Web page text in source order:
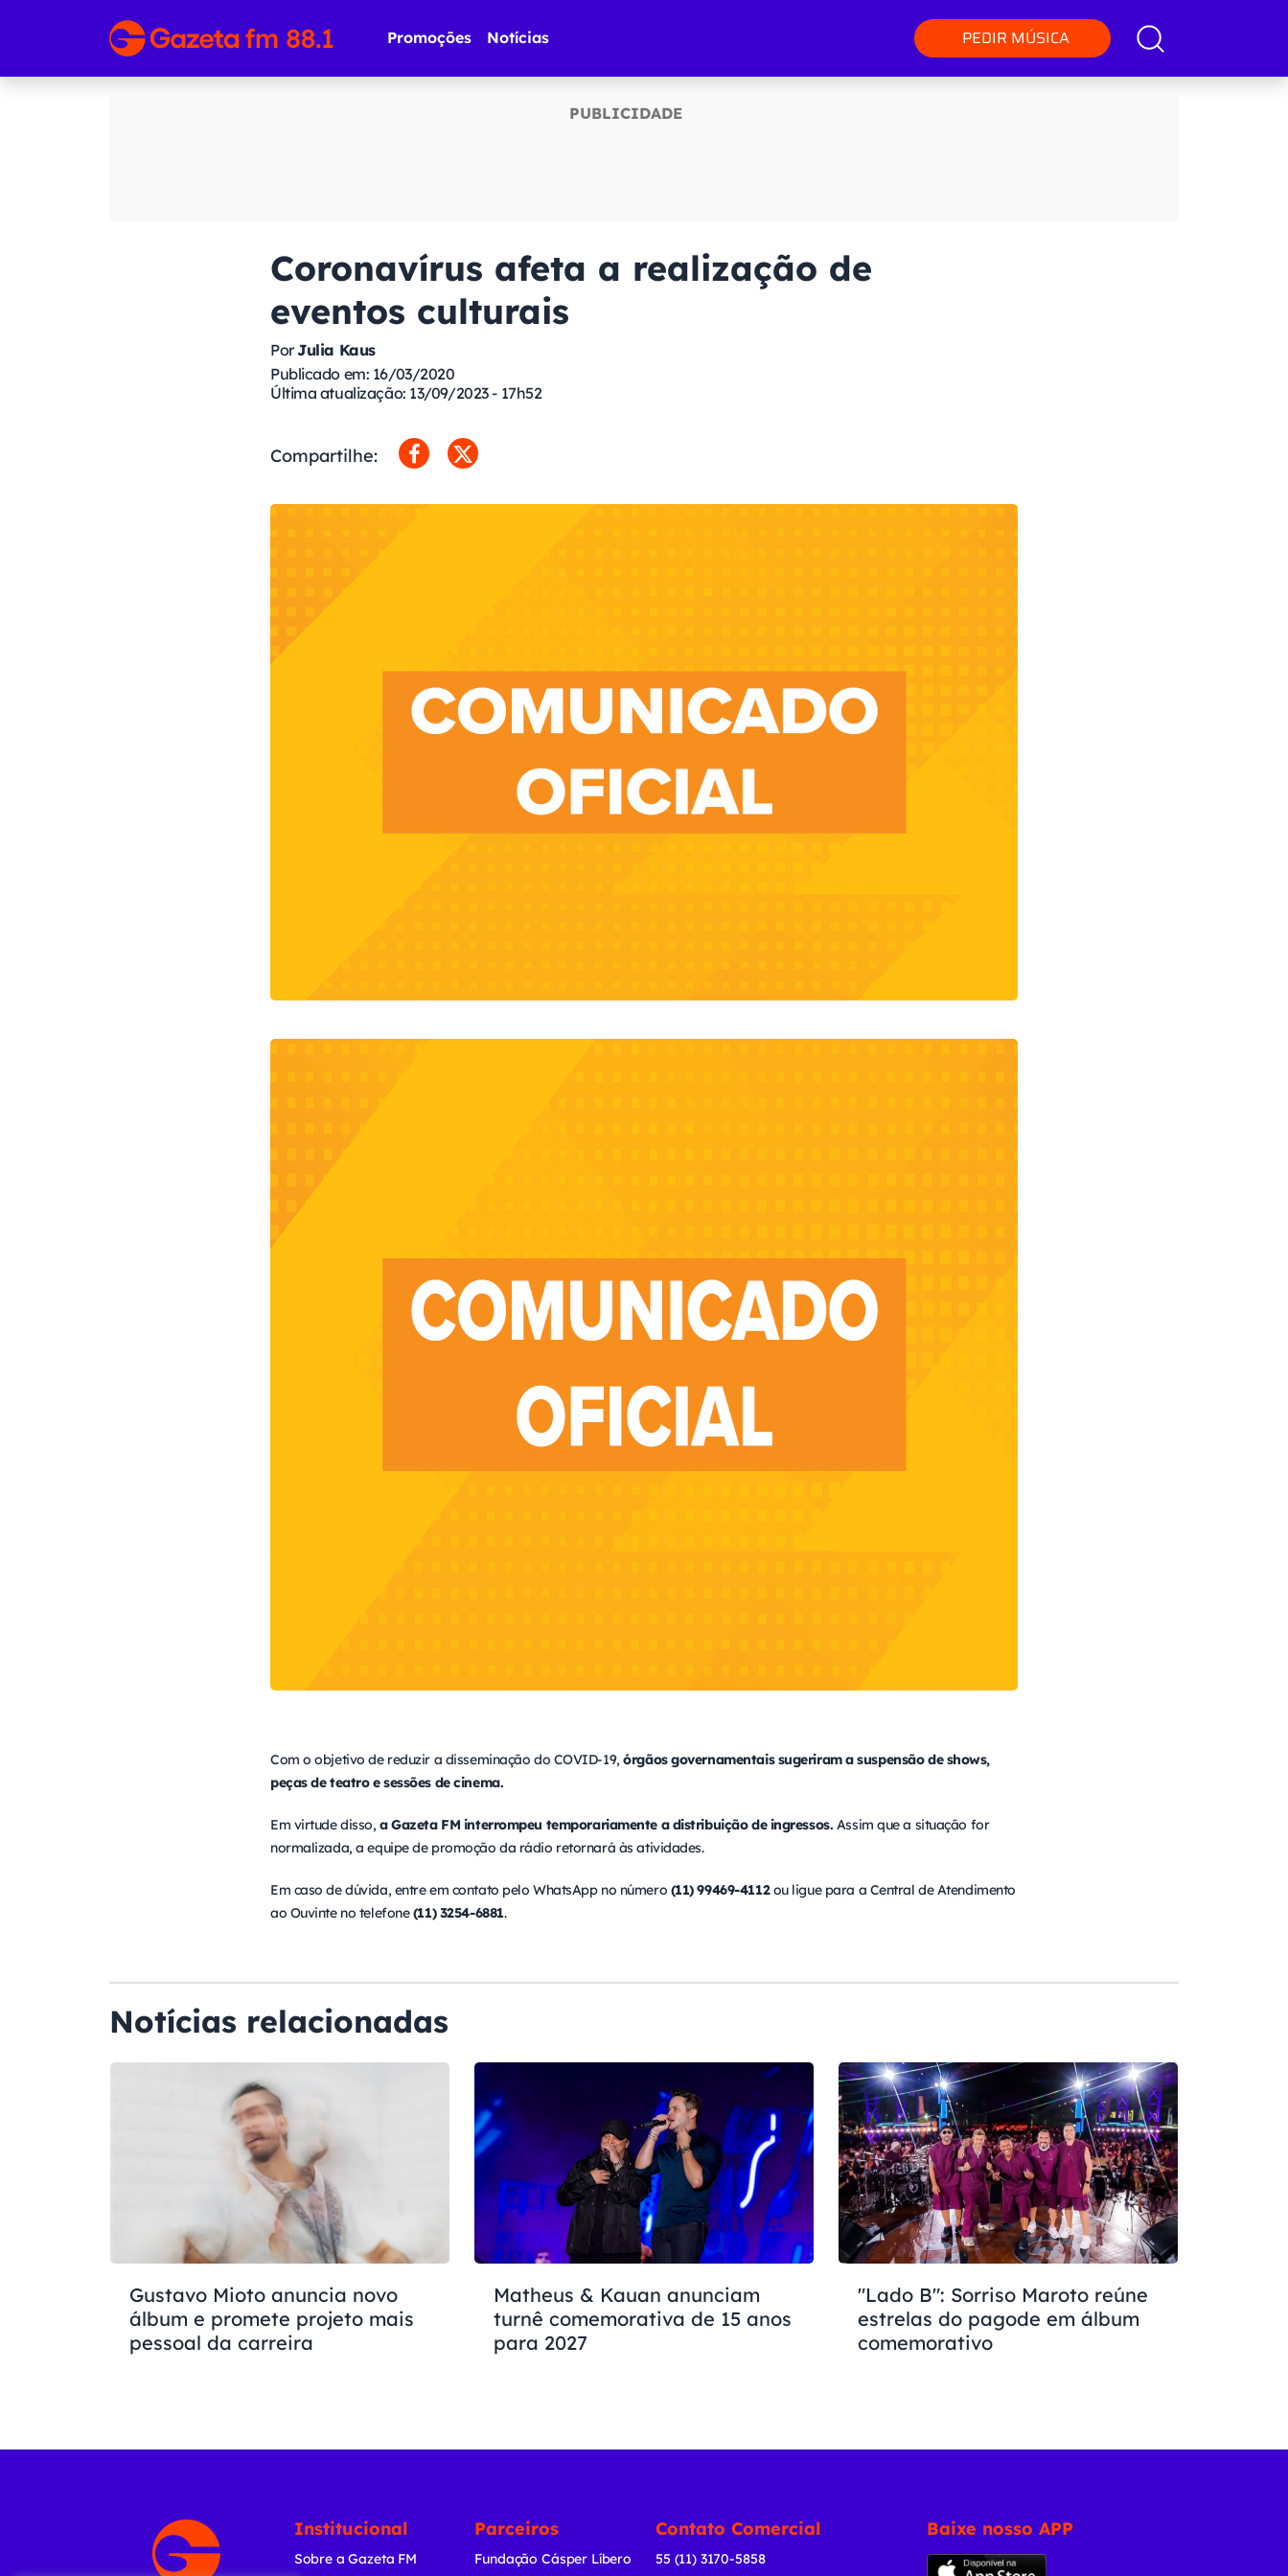
Promoções Notícias PEDIR MÚSICA
Coronavírus afeta a realização de
eventos culturais
PorJulia Kaus
Publicado em: 16/03/2020
Última atualização: 13/09/2023 - 17h52
Compartilhe:
Com o objetivo de reduzir a disseminação do COVID-19,órgãos governamentais sugeriram a suspensão de shows,
peças de teatro e sessões de cinema.
Em virtude disso,a Gazeta FM interrompeu temporariamente a distribuição de ingressos. Assim que a situação for
normalizada, a equipe de promoção da rádio retornará às atividades.
Em caso de dúvida, entre em contato pelo WhatsApp no número (11) 99469-4112ou ligue para a Central de Atendimento
ao Ouvinte no telefone(11) 3254-6881.
Notícias relacionadas
Gustavo Mioto anuncia novo
álbum e promete projeto mais
pessoal da carreira
Matheus & Kauan anunciam
turnê comemorativa de 15 anos
para 2027
"Lado B": Sorriso Maroto reúne
estrelas do pagode em álbum
comemorativo
Institucional
Sobre a Gazeta FM
Parceiros
Fundação Cásper Líbero
Contato Comercial
55 (11) 3170-5858
Baixe nosso APP